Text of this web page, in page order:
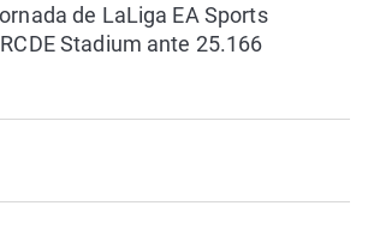
de LaLiga EA Sports
Stadium ante 25.166